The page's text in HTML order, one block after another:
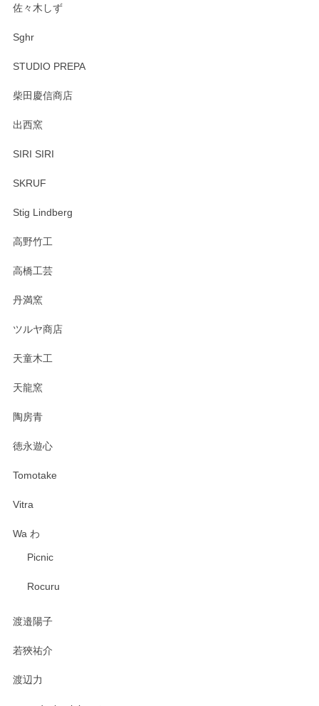
佐々木しず
Sghr
STUDIO PREPA
柴田慶信商店
出西窯
SIRI SIRI
SKRUF
Stig Lindberg
高野竹工
高橋工芸
丹満窯
ツルヤ商店
天童木工
天龍窯
陶房青
徳永遊心
Tomotake
Vitra
Wa わ
Picnic
Rocuru
渡邉陽子
若狹祐介
渡辺力